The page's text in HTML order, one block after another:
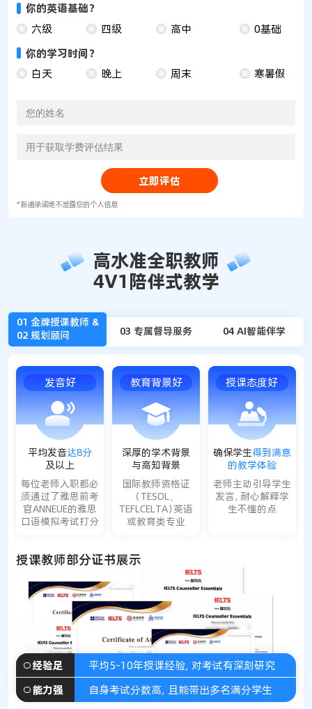
你的英语基础？
六级
四级 高中
0基础
你的学习时间？
白天
晚上 周末 寒暑假
立即评估
*新通承诺绝不泄露您的个人信息
高水准全职教师
4V1陪伴式教学
01 金牌授课教师 &
02 规划顾问
03 专属督导服务 04 AI智能伴学
发音好
平均发音达8分
及以上
每位老师入职都必
须通过了雅思前考
官ANNEUE的雅思
口语模拟考试打分
教育背景好
深厚的学术背景
与高知背景
国际教师资格证
（TESOL、
TEFLCELTA）英语
或教育类专业
授课态度好
确保学生得到满意
的教学体验
老师主动引导学生
发言，耐心解释学
生不懂的点
授课教师部分证书展示
经验足
平均5-10年授课经验，对考试有深刻研究
能力强
自身考试分数高，且能带出多名满分学生
课前课后，及时跟进学习进度
咨询答疑 课程知识点疑惑解答，分享干货
情感扶持 加油鼓励，调整学习状态
AI互动课堂 海量题库
口语写作
AI批改
海量题库，邪修题目